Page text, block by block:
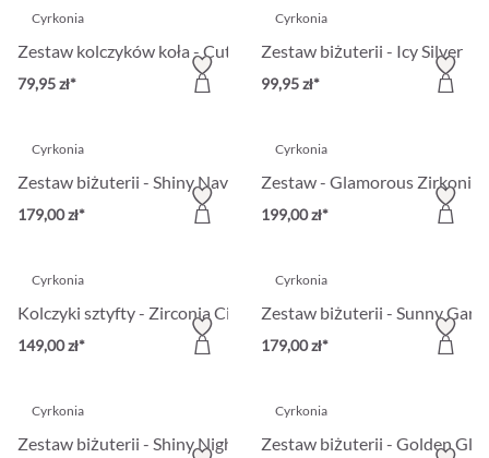
Cyrkonia
Zestaw kolczyków koła - Cute Hearts
79,95 zł*
Cyrkonia
Zestaw biżuterii - Icy Silver
99,95 zł*
Cyrkonia
Zestaw biżuterii - Shiny Navette
179,00 zł*
Cyrkonia
Zestaw - Glamorous Zirkonia
199,00 zł*
Cyrkonia
Kolczyki sztyfty - Zirconia Circles
149,00 zł*
Cyrkonia
Zestaw biżuterii - Sunny
179,00 zł*
Cyrkonia
Zestaw biżuterii - Shiny Night
Cyrkonia
Zestaw biżuterii - Golden